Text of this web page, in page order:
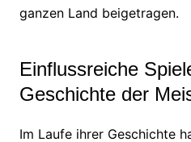
ganzen Land beigetragen.
Einflussreiche
Geschichte der
Im Laufe ihrer Geschichte